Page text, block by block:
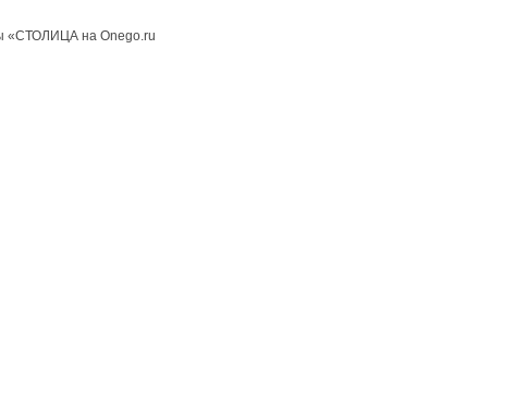
«СТОЛИЦА на Onego.ru